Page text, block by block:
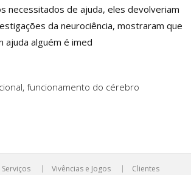
necessitados de ajuda, eles devolveriam
da neurociência, mostraram que
ajuda alguém é imed
, funcionamento do cérebro
Serviços Vivências e Jogos Clientes